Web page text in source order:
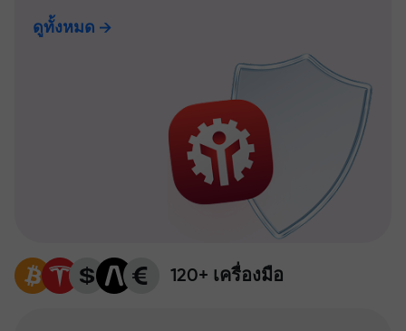
ดูทั้งหมด
120+ เครื่องมือ